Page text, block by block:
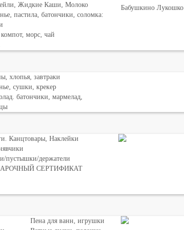
Жидкие Каши, Молоко
пастила, батончики, соломка:
морс, чай
Бабушкино Лукошко
хлопья, завтраки
сушки, крекер
батончики, мармелад,
Канцтовары, Наклейки
пустышки/держатели
СЕРТИФИКАТ
Пена для ванн, игрушки